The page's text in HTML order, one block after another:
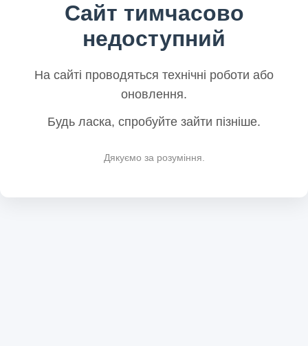
Сайт тимчасово
недоступний
На сайті проводяться технічні роботи або
оновлення.
Будь ласка, спробуйте зайти пізніше.
Дякуємо за розуміння.